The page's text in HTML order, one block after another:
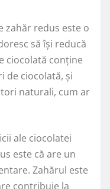
zahăr redus este o
să își reducă
ciocolată conține
de ciocolată, și
naturali, cum ar
ale ciocolatei
este că are un
Zahărul este
contribuie la